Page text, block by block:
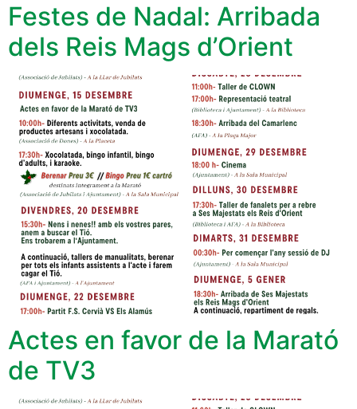
Festes de Nadal: Arribada
dels Reis Mags d’Orient
Actes en favor de la Marató
de TV3